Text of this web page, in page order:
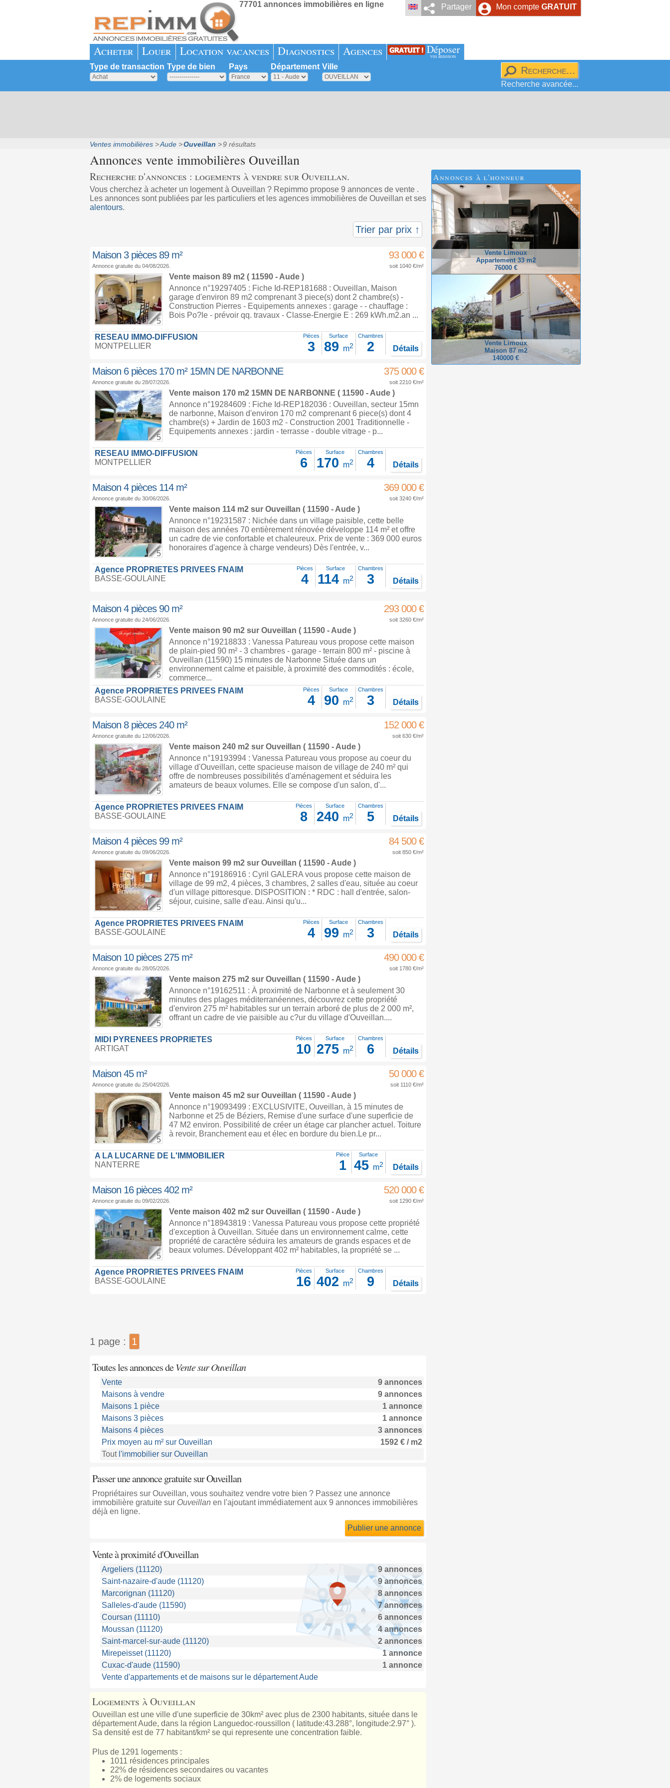
Mon compte GRATUIT
Partager
77701 annonces immobilières en ligne
Acheter Louer Location vacances Diagnostics Agences Déposer
vos annonces
Type de transaction Type de bien Pays Département Ville
Recherche avancée...
Ventes immobilières Aude Ouveillan 9 résultats
Annonces vente immobilières Ouveillan
Recherche d'annonces : logements à vendre sur Ouveillan.
Vous cherchez à acheter un logement à Ouveillan ? Repimmo propose 9 annonces de vente .
Les annonces sont publiées par les particuliers et les agences immobilières de Ouveillan et ses
alentours.
Trier par prix ↑
Maison 3 pièces 89 m² 93 000 €
Annonce gratuite du 04/08/2026. soit 1040 €/m²
5
Vente maison 89 m2 ( 11590 - Aude )
Annonce n°19297405 : Fiche Id-REP181688 : Ouveillan, Maison
garage d'environ 89 m2 comprenant 3 piece(s) dont 2 chambre(s) -
Construction Pierres - Equipements annexes : garage - - chauffage :
Bois Po?le - prévoir qq. travaux - Classe-Energie E : 269 kWh.m2.an ...
RESEAU IMMO-DIFFUSION
MONTPELLIER
Pièces
3
Surface
89 m2
Chambres
2 Détails
Maison 6 pièces 170 m² 15MN DE NARBONNE 375 000 €
Annonce gratuite du 28/07/2026. soit 2210 €/m²
5
Vente maison 170 m2 15MN DE NARBONNE ( 11590 - Aude )
Annonce n°19284609 : Fiche Id-REP182036 : Ouveillan, secteur 15mn
de narbonne, Maison d'environ 170 m2 comprenant 6 piece(s) dont 4
chambre(s) + Jardin de 1603 m2 - Construction 2001 Traditionnelle -
Equipements annexes : jardin - terrasse - double vitrage - p...
RESEAU IMMO-DIFFUSION
MONTPELLIER
Pièces
6
Surface
170 m2
Chambres
4 Détails
Maison 4 pièces 114 m² 369 000 €
Annonce gratuite du 30/06/2026. soit 3240 €/m²
5
Vente maison 114 m2 sur Ouveillan ( 11590 - Aude )
Annonce n°19231587 : Nichée dans un village paisible, cette belle
maison des années 70 entièrement rénovée développe 114 m² et offre
un cadre de vie confortable et chaleureux. Prix de vente : 369 000 euros
honoraires d'agence à charge vendeurs) Dès l'entrée, v...
Agence PROPRIETES PRIVEES FNAIM
BASSE-GOULAINE
Pièces
4
Surface
114 m2
Chambres
3 Détails
Maison 4 pièces 90 m² 293 000 €
Annonce gratuite du 24/06/2026. soit 3260 €/m²
5
Vente maison 90 m2 sur Ouveillan ( 11590 - Aude )
Annonce n°19218833 : Vanessa Patureau vous propose cette maison
de plain-pied 90 m² - 3 chambres - garage - terrain 800 m² - piscine à
Ouveillan (11590) 15 minutes de Narbonne Située dans un
environnement calme et paisible, à proximité des commodités : école,
commerce...
Agence PROPRIETES PRIVEES FNAIM
BASSE-GOULAINE
Pièces
4
Surface
90 m2
Chambres
3 Détails
Maison 8 pièces 240 m² 152 000 €
Annonce gratuite du 12/06/2026. soit 630 €/m²
5
Vente maison 240 m2 sur Ouveillan ( 11590 - Aude )
Annonce n°19193994 : Vanessa Patureau vous propose au coeur du
village d'Ouveillan, cette spacieuse maison de village de 240 m² qui
offre de nombreuses possibilités d'aménagement et séduira les
amateurs de beaux volumes. Elle se compose d'un salon, d'...
Agence PROPRIETES PRIVEES FNAIM
BASSE-GOULAINE
Pièces
8
Surface
240 m2
Chambres
5 Détails
Maison 4 pièces 99 m² 84 500 €
Annonce gratuite du 09/06/2026. soit 850 €/m²
5
Vente maison 99 m2 sur Ouveillan ( 11590 - Aude )
Annonce n°19186916 : Cyril GALERA vous propose cette maison de
village de 99 m2, 4 pièces, 3 chambres, 2 salles d'eau, située au coeur
d'un village pittoresque. DISPOSITION : * RDC : hall d'entrée, salon-
séjour, cuisine, salle d'eau. Ainsi qu'u...
Agence PROPRIETES PRIVEES FNAIM
BASSE-GOULAINE
Pièces
4
Surface
99 m2
Chambres
3 Détails
Maison 10 pièces 275 m² 490 000 €
Annonce gratuite du 28/05/2026. soit 1780 €/m²
5
Vente maison 275 m2 sur Ouveillan ( 11590 - Aude )
Annonce n°19162511 : À proximité de Narbonne et à seulement 30
minutes des plages méditerranéennes, découvrez cette propriété
d'environ 275 m² habitables sur un terrain arboré de plus de 2 000 m²,
offrant un cadre de vie paisible au c?ur du village d'Ouveillan....
MIDI PYRENEES PROPRIETES
ARTIGAT
Pièces
10
Surface
275 m2
Chambres
6 Détails
Maison 45 m² 50 000 €
Annonce gratuite du 25/04/2026. soit 1110 €/m²
5
Vente maison 45 m2 sur Ouveillan ( 11590 - Aude )
Annonce n°19093499 : EXCLUSIVITE, Ouveillan, à 15 minutes de
Narbonne et 25 de Béziers, Remise d'une surface d'une superficie de
47 M2 environ. Possibilité de créer un étage car plancher actuel. Toiture
à revoir, Branchement eau et élec en bordure du bien.Le pr...
A LA LUCARNE DE L'IMMOBILIER
NANTERRE
Pièce
1
Surface
45 m2 Détails
Maison 16 pièces 402 m² 520 000 €
Annonce gratuite du 09/02/2026. soit 1290 €/m²
5
Vente maison 402 m2 sur Ouveillan ( 11590 - Aude )
Annonce n°18943819 : Vanessa Patureau vous propose cette propriété
d'exception à Ouveillan. Située dans un environnement calme, cette
propriété de caractère séduira les amateurs de grands espaces et de
beaux volumes. Développant 402 m² habitables, la propriété se ...
Agence PROPRIETES PRIVEES FNAIM
BASSE-GOULAINE
Pièces
16
Surface
402 m2
Chambres
9 Détails
1 page : 1
Toutes les annonces deVente sur Ouveillan
Vente
9 annonces
Maisons à vendre
9 annonces
Maisons 1 pièce
1 annonce
Maisons 3 pièces
1 annonce
Maisons 4 pièces
3 annonces
Prix moyen au m² sur Ouveillan
1592 € / m2
Tout l'immobilier sur Ouveillan
Passer une annonce gratuite sur Ouveillan
Propriétaires sur Ouveillan, vous souhaitez vendre votre bien ? Passez une annonce
immobilière gratuite sur Ouveillan en l'ajoutant immédiatement aux 9 annonces immobilières
déjà en ligne.
Publier une annonce
Vente à proximitéd'Ouveillan
Argeliers (11120)
9 annonces
Saint-nazaire-d'aude (11120)
9 annonces
Marcorignan (11120)
8 annonces
Salleles-d'aude (11590)
7 annonces
Coursan (11110)
6 annonces
Moussan (11120)
4 annonces
Saint-marcel-sur-aude (11120)
2 annonces
Mirepeisset (11120)
1 annonce
Cuxac-d'aude (11590)
1 annonce
Vente d'appartements et de maisons sur le département Aude
Logements à Ouveillan
Ouveillan est une ville d'une superficie de 30km² avec plus de 2300 habitants, située dans le
département Aude, dans la région Languedoc-roussillon ( latitude:43.288°, longitude:2.97° ).
Sa densité est de 77 habitant/km² se qui represente une concentration faible.
Plus de 1291 logements :
1011 résidences principales
22% de résidences secondaires ou vacantes
2% de logements sociaux
Annonces à l'honneur
Vente Limoux
Appartement 33 m2
76000 €
Vente Limoux
Maison 87 m2
140000 €